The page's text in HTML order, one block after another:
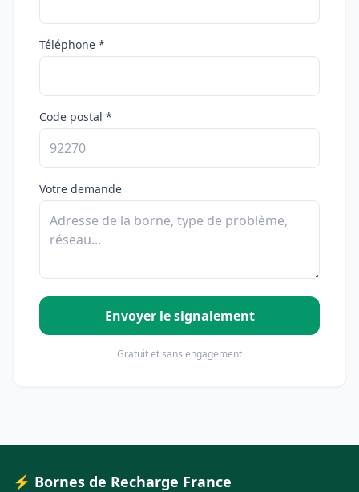
Téléphone *
Code postal *
Votre demande
Envoyer le signalement
Gratuit et sans engagement
⚡ Bornes de Recharge France